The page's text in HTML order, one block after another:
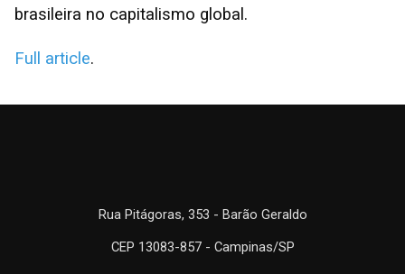
brasileira no capitalismo global.
Full article.
Rua Pitágoras, 353 - Barão Geraldo
CEP 13083-857 - Campinas/SP